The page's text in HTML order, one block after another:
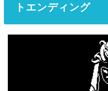
トエンディング